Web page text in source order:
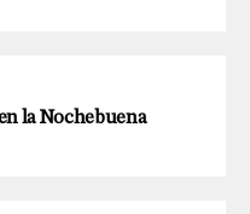
la Nochebuena